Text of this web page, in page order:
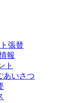
張替
報
ト
あいさつ